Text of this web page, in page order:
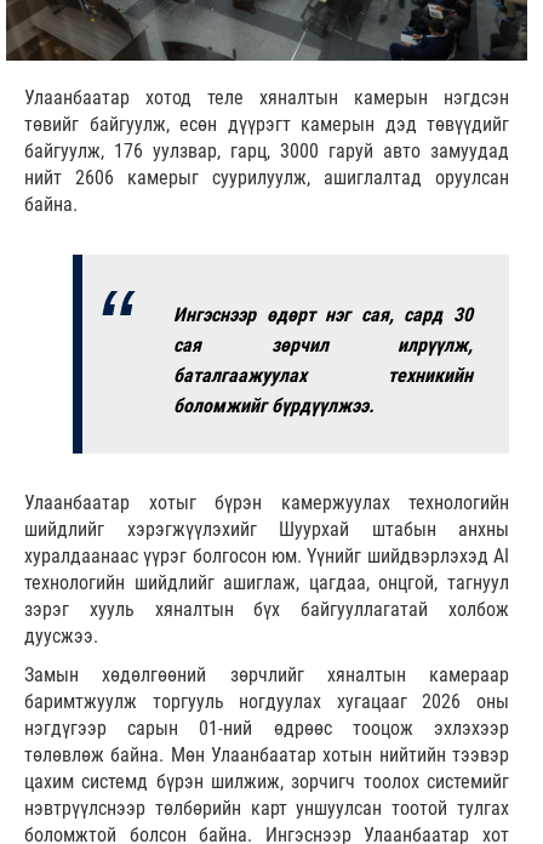
Улаанбаатар хотод теле хяналтын камерын нэгдсэн
төвийг байгуулж, есөн дүүрэгт камерын дэд төвүүдийг
байгуулж, 176 уулзвар, гарц, 3000 гаруй авто замуудад
нийт 2606 камерыг суурилуулж, ашиглалтад оруулсан
байна.
Ингэснээр өдөрт нэг сая, сард 30
сая зөрчил илрүүлж,
баталгаажуулах техникийн
боломжийг бүрдүүлжээ.
Улаанбаатар хотыг бүрэн камержуулах технологийн
шийдлийг хэрэгжүүлэхийг Шуурхай штабын анхны
хуралдаанаас үүрэг болгосон юм. Үүнийг шийдвэрлэхэд AI
технологийн шийдлийг ашиглаж, цагдаа, онцгой, тагнуул
зэрэг хууль хяналтын бүх байгууллагатай холбож
дуусжээ.
Замын хөдөлгөөний зөрчлийг хяналтын камераар
баримтжуулж торгууль ногдуулах хугацааг 2026 оны
нэгдүгээр сарын 01-ний өдрөөс тооцож эхлэхээр
төлөвлөж байна. Мөн Улаанбаатар хотын нийтийн тээвэр
цахим системд бүрэн шилжиж, зорчигч тоолох системийг
нэвтрүүлснээр төлбөрийн карт уншуулсан тоотой тулгах
боломжтой болсон байна. Ингэснээр Улаанбаатар хот